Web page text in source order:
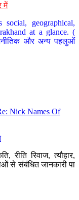
में
geographical,
at a glance. (
और अन्य पहलुओं
Nick Names Of
रीति रिवाज, त्यौहार,
से संबंधित जानकारी पा